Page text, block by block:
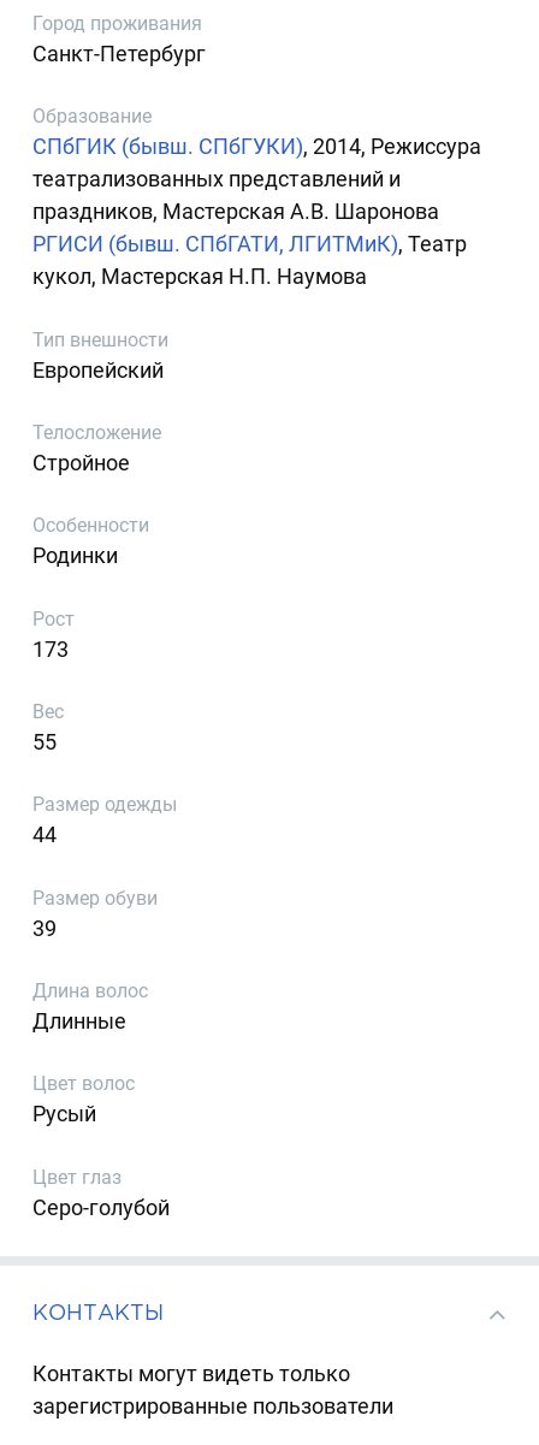
Город проживания
Санкт-Петербург
Образование
СПбГИК (бывш. СПбГУКИ), 2014, Режиссура
театрализованных представлений и
праздников, Мастерская А.В. Шаронова
РГИСИ (бывш. СПбГАТИ, ЛГИТМиК), Театр
кукол, Мастерская Н.П. Наумова
Тип внешности
Европейский
Телосложение
Стройное
Особенности
Родинки
Рост
173
Вес
55
Размер одежды
44
Размер обуви
39
Длина волос
Длинные
Цвет волос
Русый
Цвет глаз
Серо-голубой
КОНТАКТЫ
Контакты могут видеть только
зарегистрированные пользователи